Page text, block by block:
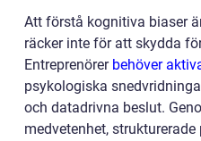
Att förstå kognitiva biaser
räcker inte för att skydda
Entreprenörer behöver
psykologiska
och datadrivna beslut.
medvetenhet,